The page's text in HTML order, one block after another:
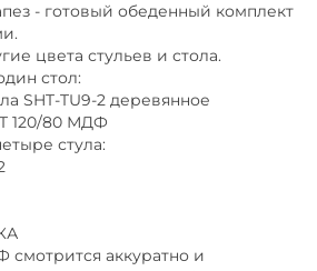
- готовый обеденный комплект
цвета стульев и стола.
стол:
SHT-TU9-2 деревянное
120/80 МДФ
стула:
аккуратно и